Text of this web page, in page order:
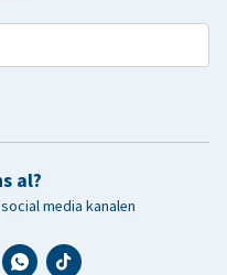
al?
media kanalen